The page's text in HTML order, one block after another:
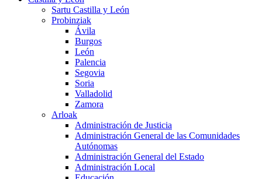
Sartu Castilla y León
Probinziak
Ávila
Burgos
León
Palencia
Segovia
Soria
Valladolid
Zamora
Arloak
Administración de Justicia
Administración General de las Comunidades
Autónomas
Administración General del Estado
Administración Local